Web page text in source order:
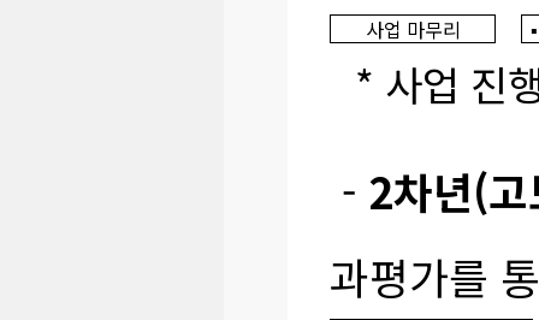
사업 마무리
* 사업 진
- 2차년(
과평가를